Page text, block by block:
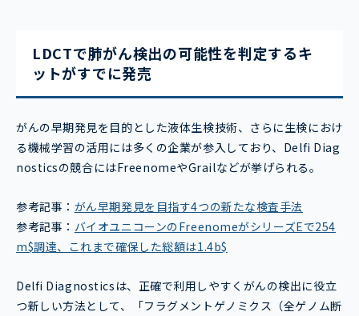
LDCTで肺がん検出の可能性を判定するキ
ットがすでに発売
がんの早期発見を目的とした液体生検技術、さらに生検におけ
る機械学習の活用には多くの企業が参入しており、Delfi Diag
nosticsの競合にはFreenomeやGrailなどが挙げられる。
参考記事： がん早期発見を目指す4つの新たな検査手法
参考記事： バイオユニコーンのFreenomeがシリーズEで254
m$調達、これまで確保した総額は1.4b$
Delfi Diagnosticsは、正確で利用しやすくがんの検出に役立
つ新しい方法として、「フラグメントゲノミクス（全ゲノム断